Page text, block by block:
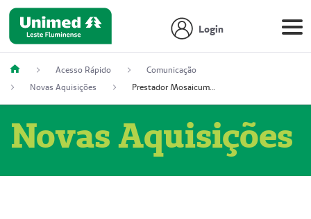
Login
Acesso Rápido
Comunicação
Novas Aquisições
Prestador Mosaicum Espaço Clínico Eireli (51004355-5)
Novas Aquisições